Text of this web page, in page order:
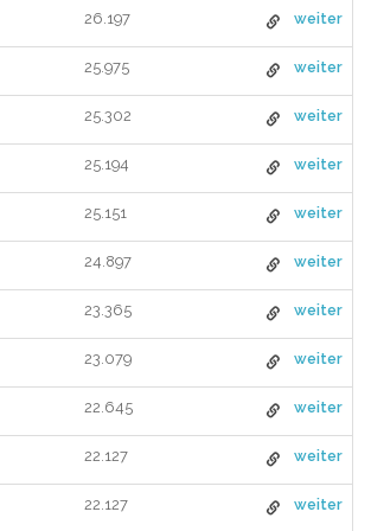
26.197 weiter
25.975 weiter
25.302 weiter
25.194 weiter
25.151 weiter
24.897 weiter
23.365 weiter
23.079 weiter
22.645 weiter
22.127 weiter
22.127 weiter